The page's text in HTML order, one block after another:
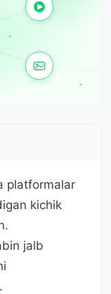
platformalar
kichik
jalb